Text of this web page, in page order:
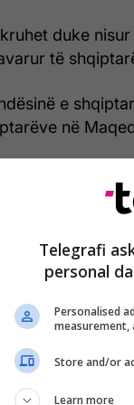
duke
të
e
në
së
i
edhe
se
kontribuojnë në
Telegrafi
personal
Personalised
measurement,
Store and/or
Learn more